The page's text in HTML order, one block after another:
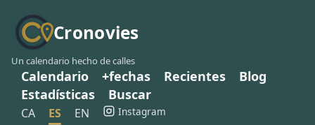
Cronovies
Un calendario hecho de calles
Calendario +fechas Recientes
Blog
Estadísticas
Buscar
CA ES EN Instagram